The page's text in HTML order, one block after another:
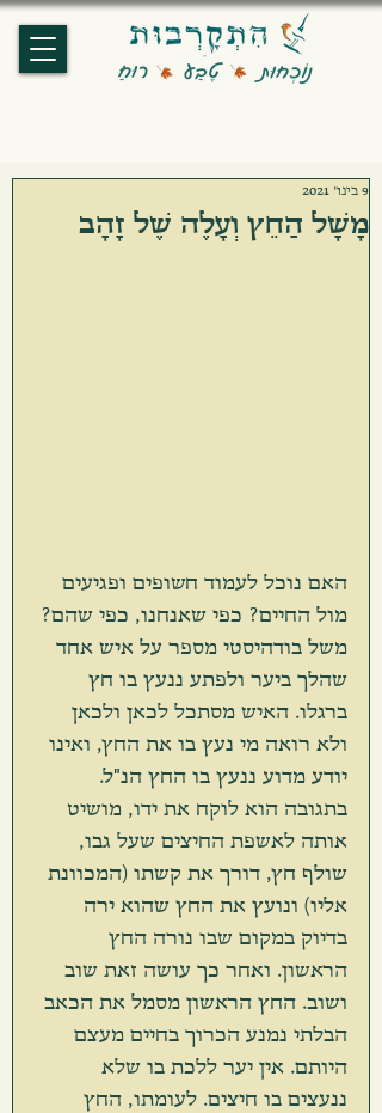
מָשָׁל הַחֵץ וְעָלֶה שֶׁל זָהָב
9 בינו׳ 2021
האם נוכל לעמוד חשופים ופגיעים
מול החיים? כפי שאנחנו, כפי שהם?
משל בודהיסטי מספר על איש אחד
שהלך ביער ולפתע ננעץ בו חץ
ברגלו. האיש מסתכל לכאן ולכאן
ולא רואה מי נעץ בו את החץ, ואינו
יודע מדוע ננעץ בו החץ הנ"ל.
בתגובה הוא לוקח את ידו, מושיט
אותה לאשפת החיצים שעל גבו,
שולף חץ, דורך את קשתו (המכוונת
אליו) ונועץ את החץ שהוא ירה
בדיוק במקום שבו נורה החץ
הראשון. ואחר כך עושה זאת שוב
ושוב. החץ הראשון מסמל את הכאב
הבלתי נמנע הכרוך בחיים מעצם
היותם. אין יער ללכת בו שלא
ננעצים בו חיצים. לעומתו, החץ